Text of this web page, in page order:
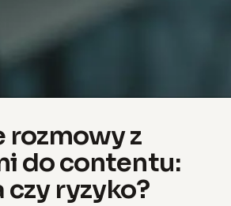
rozmowy z
do contentu:
czy ryzyko?